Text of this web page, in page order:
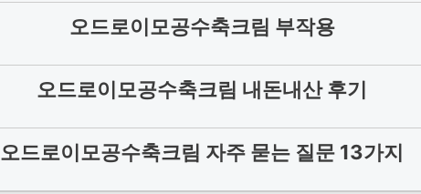
오드로이모공수축크림 부작용
오드로이모공수축크림 내돈내산 후기
오드로이모공수축크림 자주 묻는 질문 13가지